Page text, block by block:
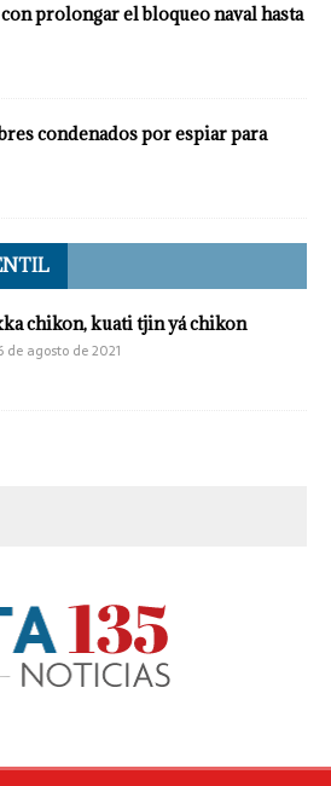
prolongar el bloqueo naval hasta
condenados por espiar para
chikon, kuati tjin yá chikon
de agosto de 2021